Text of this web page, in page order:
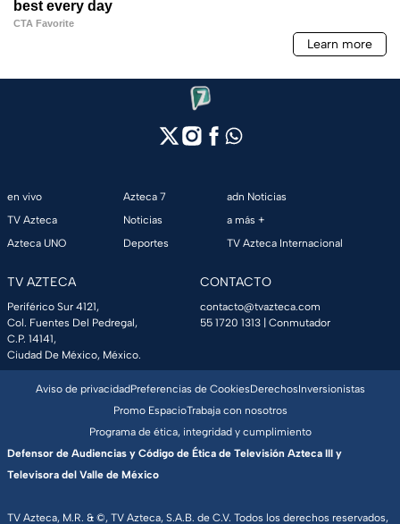
en vivo
TV Azteca
Azteca UNO
Azteca 7
Noticias
Deportes
adn Noticias
a más +
TV Azteca Internacional
TV AZTECA
Periférico Sur 4121,
Col. Fuentes Del Pedregal,
C.P. 14141,
Ciudad De México, México.
CONTACTO
contacto@tvazteca.com
55 1720 1313 | Conmutador
TV Azteca, M.R. & ©, TV Azteca, S.A.B. de C.V. Todos los derechos reservados,
Aviso de privacidadPreferencias de CookiesDerechosInversionistas
Promo EspacioTrabaja con nosotros
Programa de ética, integridad y cumplimiento
Defensor de Audiencias y Código de Ética de Televisión Azteca III y
Televisora del Valle de México